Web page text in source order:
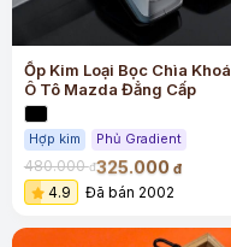
Ốp Kim Loại Bọc Chìa Khoá
Ô Tô Mazda Đẳng Cấp
Hợp kim Phủ Gradient
480.000đ325.000 đ
4.9 Đã bán 2002